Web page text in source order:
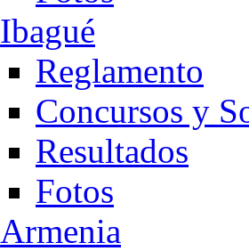
Ibagué
Reglamento
Concursos y
Resultados
Fotos
Armenia